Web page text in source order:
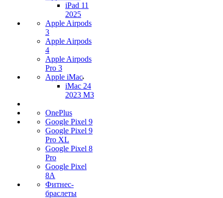
iPad 11
2025
Apple Airpods
3
Apple Airpods
4
Apple Airpods
Pro 3
Apple iMac
iMac 24
2023 M3
OnePlus
Google Pixel 9
Google Pixel 9
Pro XL
Google Pixel 8
Pro
Google Pixel
8A
Фитнес-
браслеты